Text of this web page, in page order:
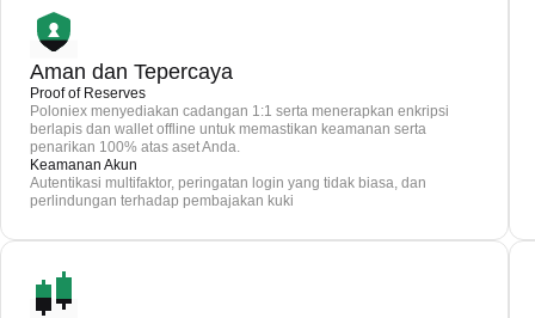
Aman dan Tepercaya
Proof of Reserves
Poloniex menyediakan cadangan 1:1 serta menerapkan enkripsi
berlapis dan wallet offline untuk memastikan keamanan serta
penarikan 100% atas aset Anda.
Keamanan Akun
Autentikasi multifaktor, peringatan login yang tidak biasa, dan
perlindungan terhadap pembajakan kuki